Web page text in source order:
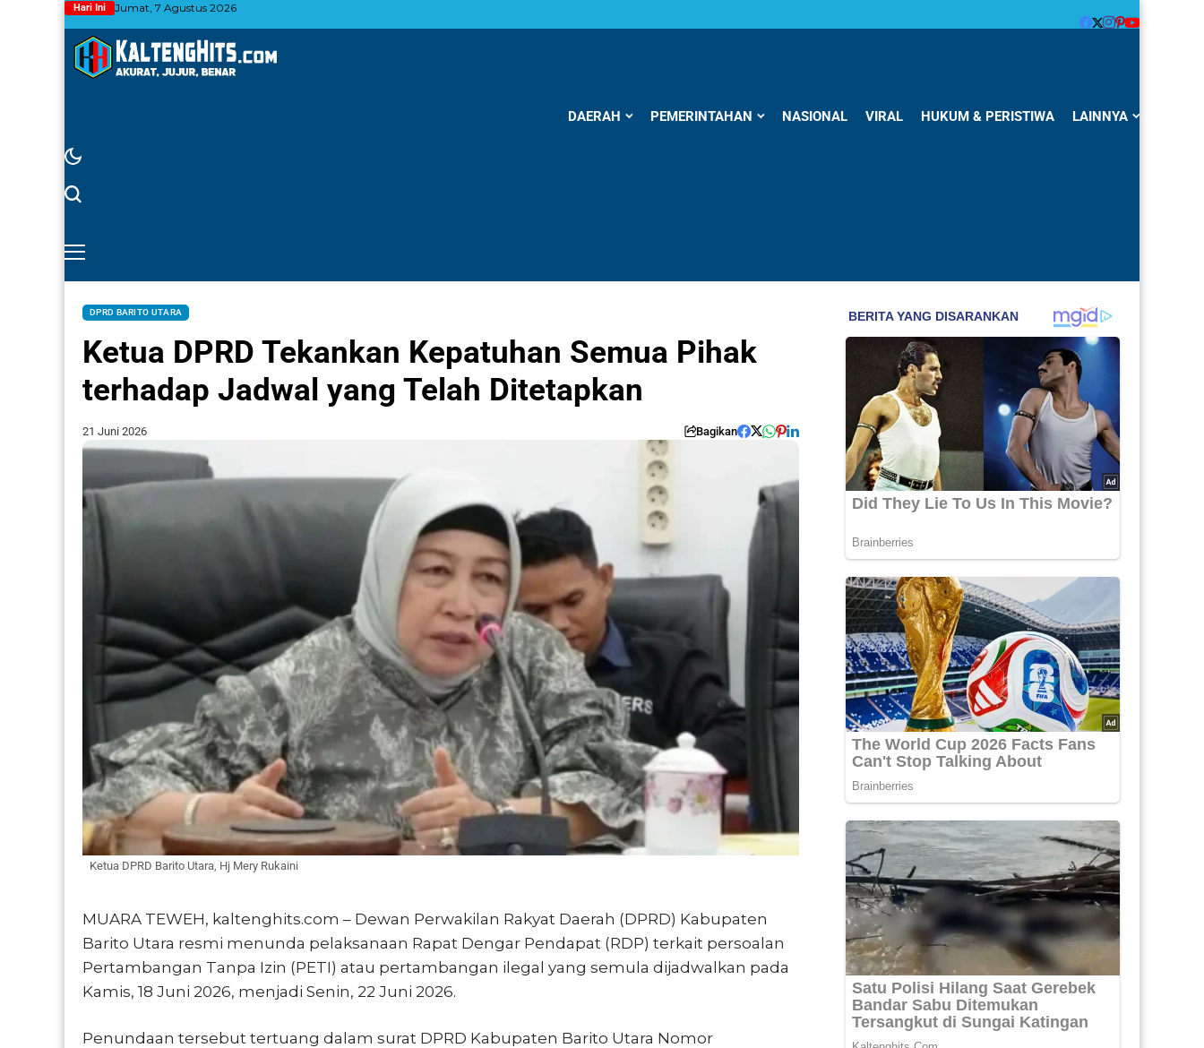
Hari Ini Jumat, 7 Agustus 2026
DAERAH PEMERINTAHAN NASIONAL VIRAL HUKUM & PERISTIWA LAINNYA
DPRD BARITO UTARA
Ketua DPRD Tekankan Kepatuhan Semua Pihak
terhadap Jadwal yang Telah Ditetapkan
21 Juni 2026 Bagikan
Ketua DPRD Barito Utara, Hj Mery Rukaini
MUARA TEWEH, kaltenghits.com – Dewan Perwakilan Rakyat Daerah (DPRD) Kabupaten
Barito Utara resmi menunda pelaksanaan Rapat Dengar Pendapat (RDP) terkait persoalan
Pertambangan Tanpa Izin (PETI) atau pertambangan ilegal yang semula dijadwalkan pada
Kamis, 18 Juni 2026, menjadi Senin, 22 Juni 2026.
Penundaan tersebut tertuang dalam surat DPRD Kabupaten Barito Utara Nomor